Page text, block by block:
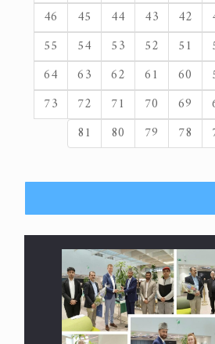
42
43
44
45
46
51
52
53
54
55
60
61
62
63
64
69
70
71
72
73
78
79
80
81